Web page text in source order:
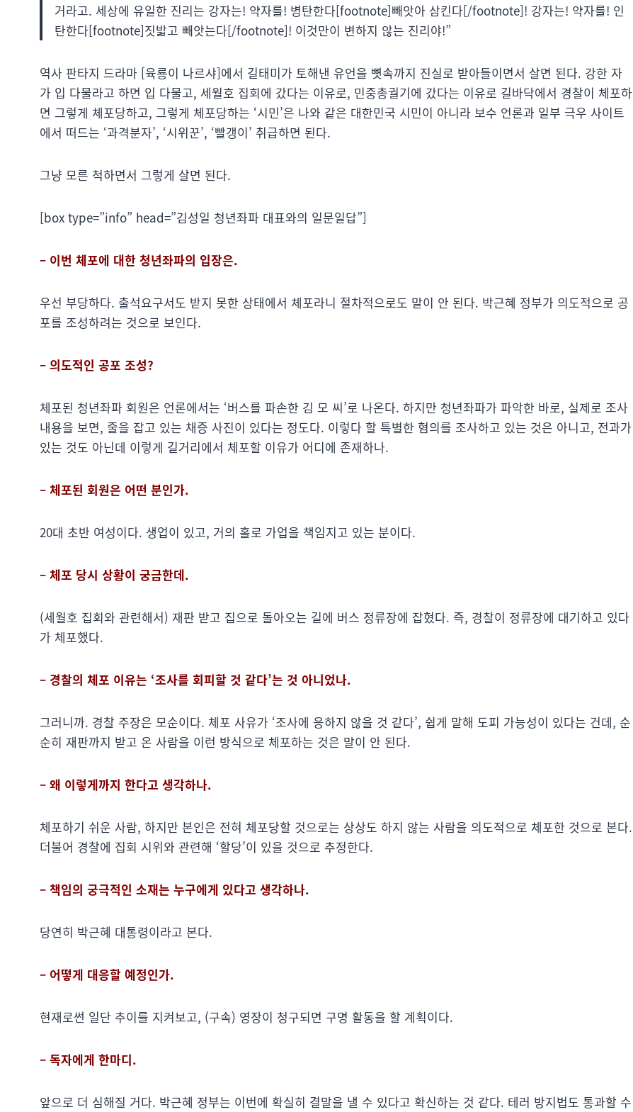
거라고. 세상에 유일한 진리는 강자는! 약자를! 병탄한다[footnote]빼앗아 삼킨다[/footnote]! 강자는! 약자를! 인
탄한다[footnote]짓밟고 빼앗는다[/footnote]! 이것만이 변하지 않는 진리야!”
역사 판타지 드라마 [육룡이 나르샤]에서 길태미가 토해낸 유언을 뼛속까지 진실로 받아들이면서 살면 된다. 강한 자
가 입 다물라고 하면 입 다물고, 세월호 집회에 갔다는 이유로, 민중총궐기에 갔다는 이유로 길바닥에서 경찰이 체포하
면 그렇게 체포당하고, 그렇게 체포당하는 ‘시민’은 나와 같은 대한민국 시민이 아니라 보수 언론과 일부 극우 사이트
에서 떠드는 ‘과격분자’, ‘시위꾼’, ‘빨갱이’ 취급하면 된다.
그냥 모른 척하면서 그렇게 살면 된다.
[box type=”info” head=”김성일 청년좌파 대표와의 일문일답”]
– 이번 체포에 대한 청년좌파의 입장은.
우선 부당하다. 출석요구서도 받지 못한 상태에서 체포라니 절차적으로도 말이 안 된다. 박근혜 정부가 의도적으로 공
포를 조성하려는 것으로 보인다.
– 의도적인 공포 조성?
체포된 청년좌파 회원은 언론에서는 ‘버스를 파손한 김 모 씨’로 나온다. 하지만 청년좌파가 파악한 바로, 실제로 조사
내용을 보면, 줄을 잡고 있는 채증 사진이 있다는 정도다. 이렇다 할 특별한 혐의를 조사하고 있는 것은 아니고, 전과가
있는 것도 아닌데 이렇게 길거리에서 체포할 이유가 어디에 존재하나.
– 체포된 회원은 어떤 분인가.
20대 초반 여성이다. 생업이 있고, 거의 홀로 가업을 책임지고 있는 분이다.
– 체포 당시 상황이 궁금한데.
(세월호 집회와 관련해서) 재판 받고 집으로 돌아오는 길에 버스 정류장에 잡혔다. 즉, 경찰이 정류장에 대기하고 있다
가 체포했다.
– 경찰의 체포 이유는 ‘조사를 회피할 것 같다’는 것 아니었나.
그러니까. 경찰 주장은 모순이다. 체포 사유가 ‘조사에 응하지 않을 것 같다’, 쉽게 말해 도피 가능성이 있다는 건데, 순
순히 재판까지 받고 온 사람을 이런 방식으로 체포하는 것은 말이 안 된다.
– 왜 이렇게까지 한다고 생각하나.
체포하기 쉬운 사람, 하지만 본인은 전혀 체포당할 것으로는 상상도 하지 않는 사람을 의도적으로 체포한 것으로 본다.
더불어 경찰에 집회 시위와 관련해 ‘할당’이 있을 것으로 추정한다.
– 책임의 궁극적인 소재는 누구에게 있다고 생각하나.
당연히 박근혜 대통령이라고 본다.
– 어떻게 대응할 예정인가.
현재로썬 일단 추이를 지켜보고, (구속) 영장이 청구되면 구명 활동을 할 계획이다.
– 독자에게 한마디.
앞으로 더 심해질 거다. 박근혜 정부는 이번에 확실히 결말을 낼 수 있다고 확신하는 것 같다. 테러 방지법도 통과할 수